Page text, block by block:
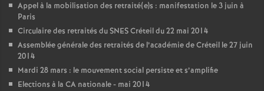
Appel à la mobilisation des retraité(e)s : manifestation le 3 juin à
Paris
Circulaire des retraités duSNESCréteil du 22 mai 2014
Assemblée générale des retraités de l’académie de Créteil le 27 juin
2014
Mardi 28 mars : le mouvement social persiste et s’amplifie
Elections à la CA nationale - mai 2014